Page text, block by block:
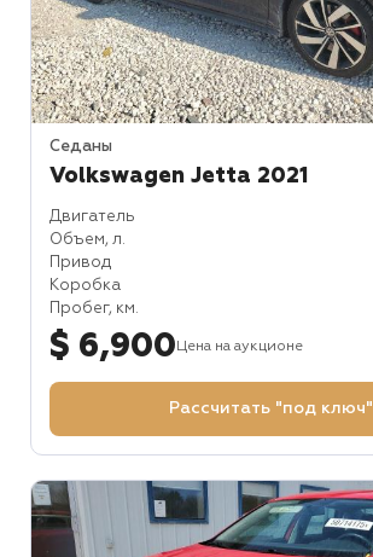
Седаны
Volkswagen Jetta 2021
Двигатель
Объем, л.
Привод
Коробка
Пробег, км.
$ 6,900 Цена на аукционе
Рассчитать "под ключ"